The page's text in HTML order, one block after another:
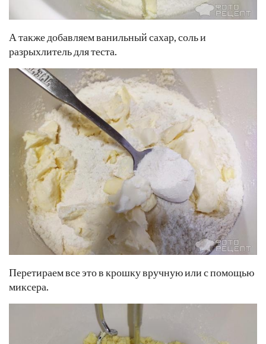
А также добавляем ванильный сахар, соль и
разрыхлитель для теста.
Перетираем все это в крошку вручную или с помощью
миксера.